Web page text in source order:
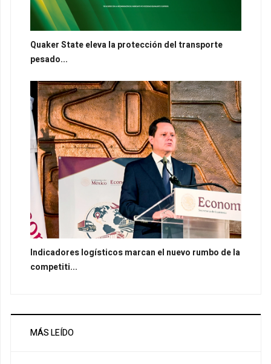
Quaker State eleva la protección del transporte
pesado...
Indicadores logísticos marcan el nuevo rumbo de la
competiti...
MÁS LEÍDO